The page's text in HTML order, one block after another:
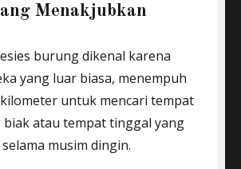
Menakjubkan
burung dikenal karena
yang luar biasa, menempuh
untuk mencari tempat
atau tempat tinggal yang
musim dingin.